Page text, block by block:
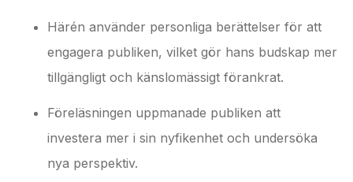
Härén använder personliga berättelser för att
engagera publiken, vilket gör hans budskap mer
tillgängligt och känslomässigt förankrat.
Föreläsningen uppmanade publiken att
investera mer i sin nyfikenhet och undersöka
nya perspektiv.